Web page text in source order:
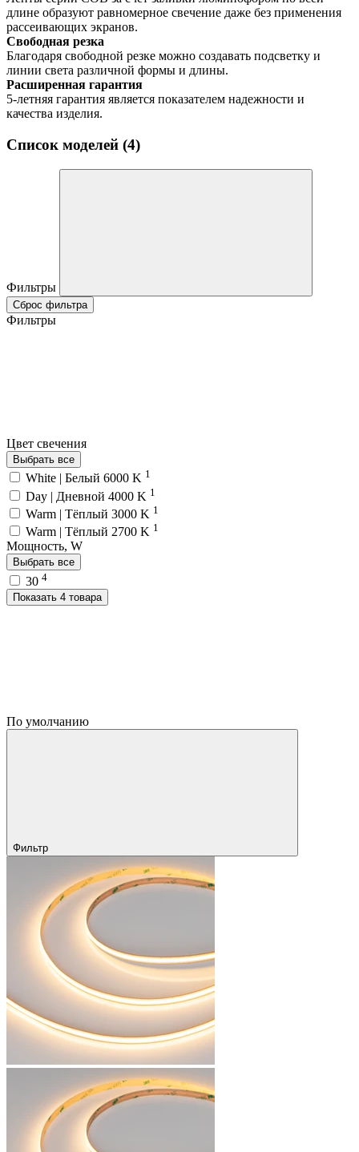
длине образуют равномерное свечение даже без применения
рассеивающих экранов.
Свободная резка
Благодаря свободной резке можно создавать подсветку и
линии света различной формы и длины.
Расширенная гарантия
5-летняя гарантия является показателем надежности и
качества изделия.
Список моделей (4)
Фильтры
Сброс фильтра
Фильтры
Цвет свечения
Выбрать все
White | Белый 6000 K 1
Day | Дневной 4000 K 1
Warm | Тёплый 3000 K 1
Warm | Тёплый 2700 K 1
Мощность, W
Выбрать все
30 4
Показать 4 товара
По умолчанию
Фильтр